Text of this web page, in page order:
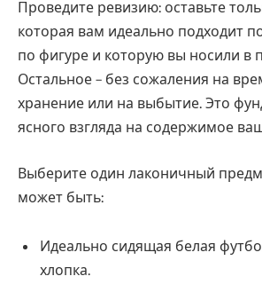
Проведите ревизию: оставьте
которая вам идеально подходит
по фигуре и которую вы носили в
Остальное – без сожаления на
хранение или на выбытие. Это
ясного взгляда на содержимое
Выберите один лаконичный
может быть:
Идеально сидящая белая
хлопка.